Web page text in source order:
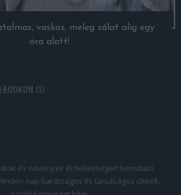
vaskos, meleg sálat alig egy
óra alatt!
IS!
és növények érdekességeit bemutató
nap barátságos és tanulságos cikkek,